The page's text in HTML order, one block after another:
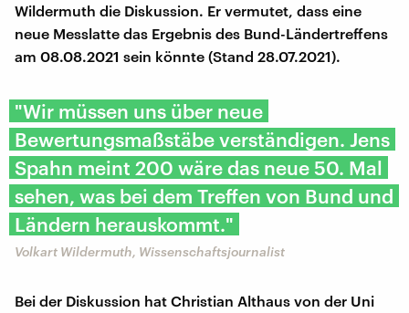
Wildermuth die Diskussion. Er vermutet, dass eine
neue Messlatte das Ergebnis des Bund-Ländertreffens
am 08.08.2021 sein könnte (Stand 28.07.2021).
"Wir müssen uns über neue
Bewertungsmaßstäbe verständigen. Jens
Spahn meint 200 wäre das neue 50. Mal
sehen, was bei dem Treffen von Bund und
Ländern herauskommt."
Volkart Wildermuth, Wissenschaftsjournalist
Bei der Diskussion hat Christian Althaus von der Uni